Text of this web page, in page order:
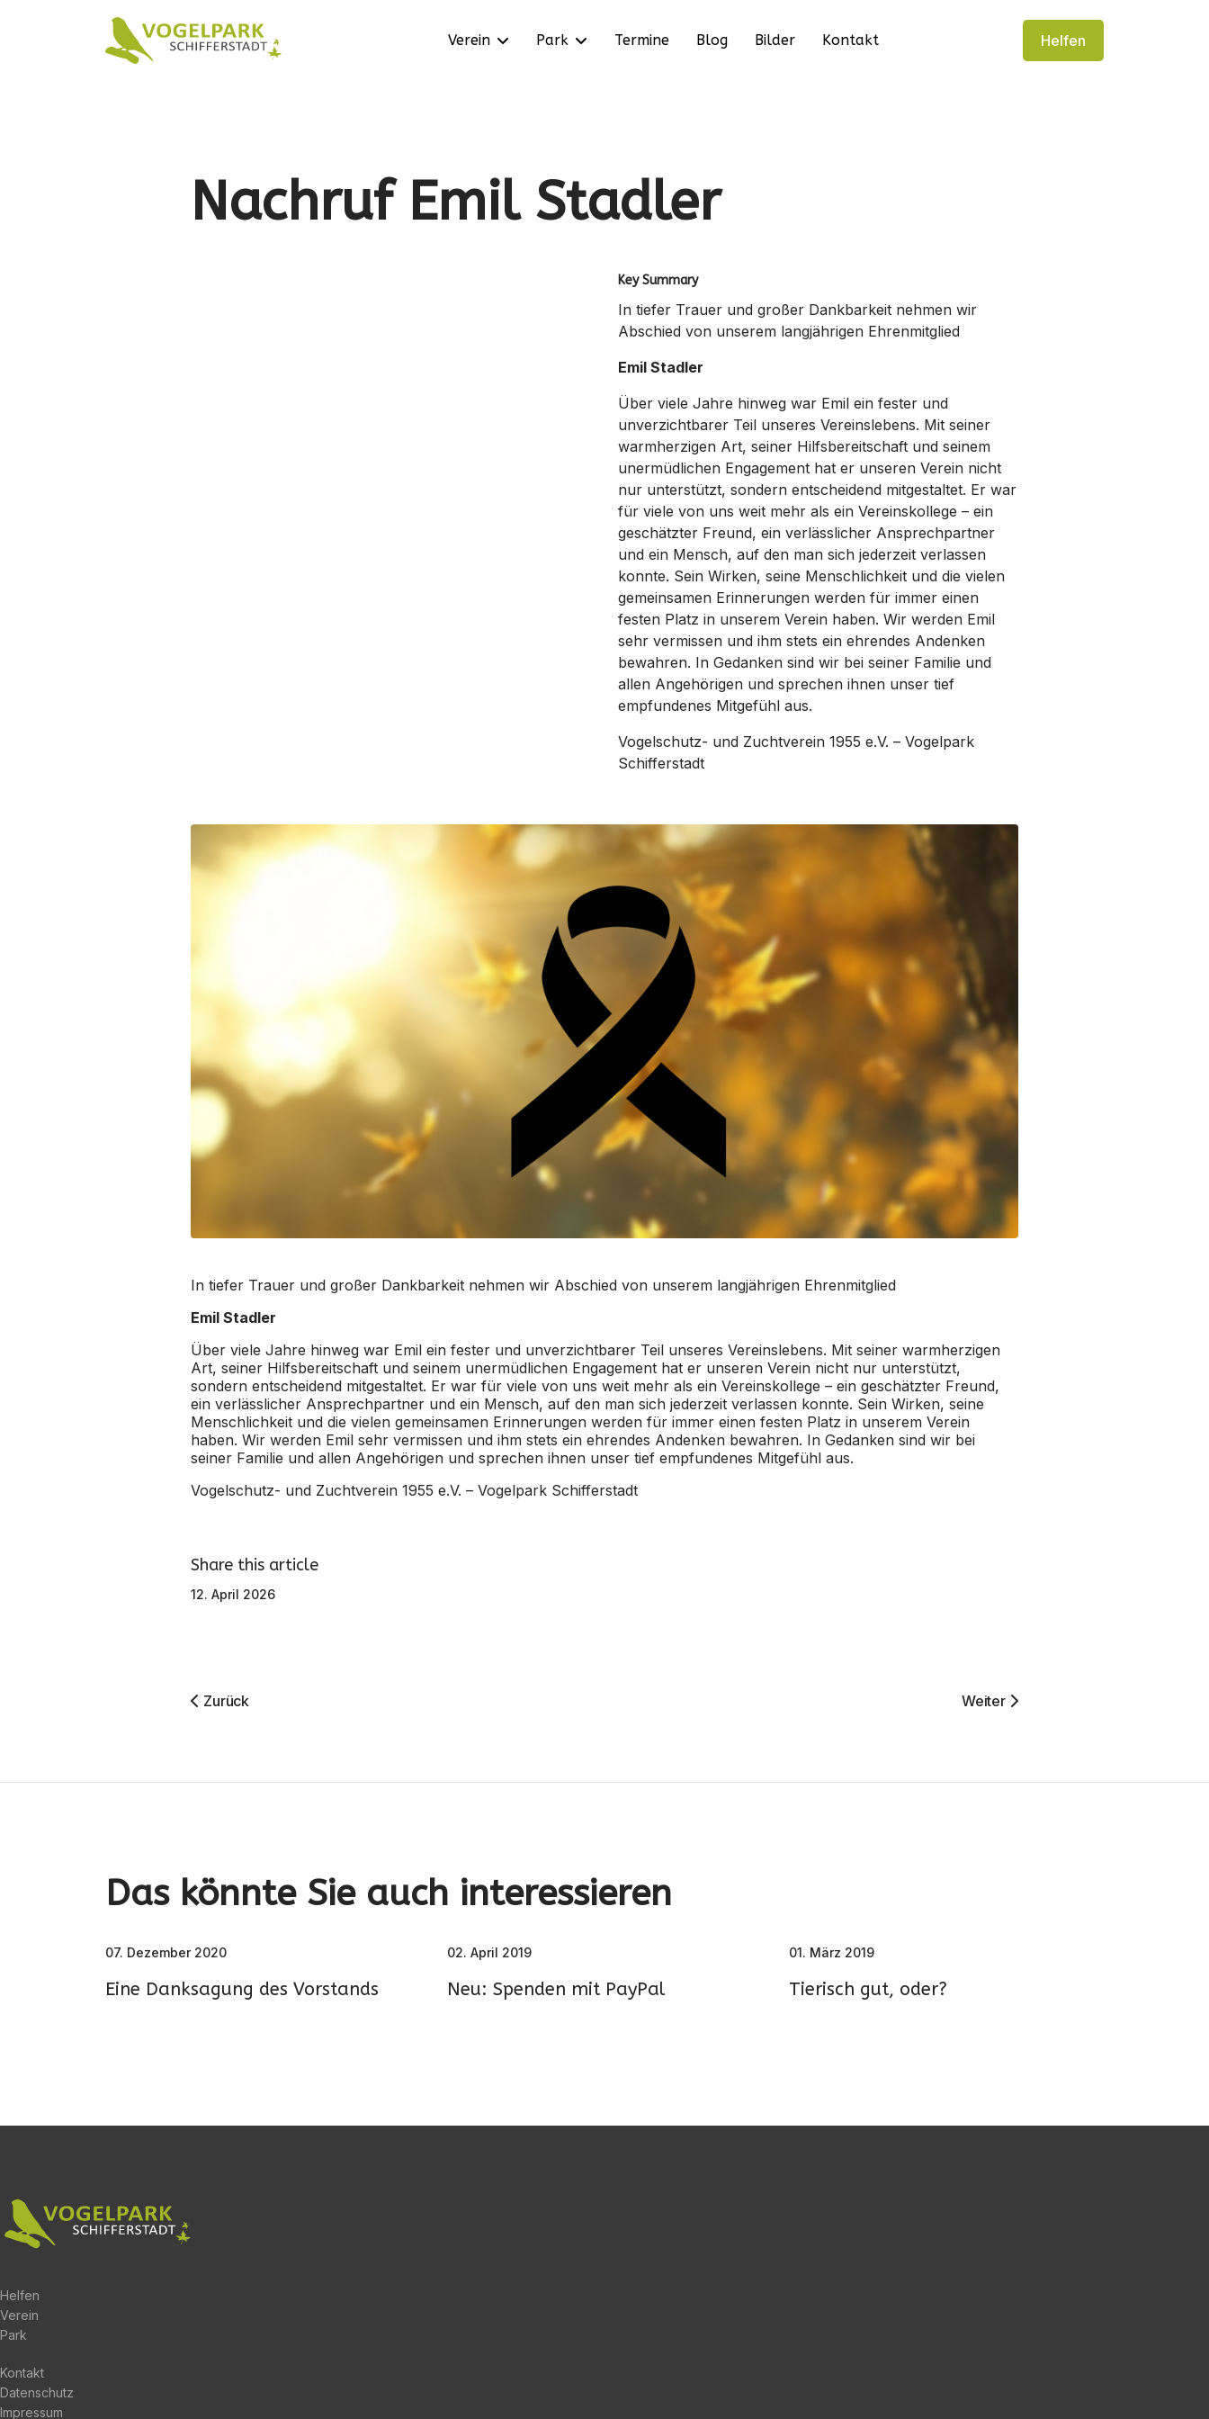
Verein Park Termine Blog Bilder Kontakt Helfen
Nachruf Emil Stadler
Key Summary
In tiefer Trauer und großer Dankbarkeit nehmen wir
Abschied von unserem langjährigen Ehrenmitglied
Emil Stadler
Über viele Jahre hinweg war Emil ein fester und
unverzichtbarer Teil unseres Vereinslebens. Mit seiner
warmherzigen Art, seiner Hilfsbereitschaft und seinem
unermüdlichen Engagement hat er unseren Verein nicht
nur unterstützt, sondern entscheidend mitgestaltet. Er war
für viele von uns weit mehr als ein Vereinskollege – ein
geschätzter Freund, ein verlässlicher Ansprechpartner
und ein Mensch, auf den man sich jederzeit verlassen
konnte. Sein Wirken, seine Menschlichkeit und die vielen
gemeinsamen Erinnerungen werden für immer einen
festen Platz in unserem Verein haben. Wir werden Emil
sehr vermissen und ihm stets ein ehrendes Andenken
bewahren. In Gedanken sind wir bei seiner Familie und
allen Angehörigen und sprechen ihnen unser tief
empfundenes Mitgefühl aus.
Vogelschutz- und Zuchtverein 1955 e.V. – Vogelpark
Schifferstadt
In tiefer Trauer und großer Dankbarkeit nehmen wir Abschied von unserem langjährigen Ehrenmitglied
Emil Stadler
Über viele Jahre hinweg war Emil ein fester und unverzichtbarer Teil unseres Vereinslebens. Mit seiner warmherzigen
Art, seiner Hilfsbereitschaft und seinem unermüdlichen Engagement hat er unseren Verein nicht nur unterstützt,
sondern entscheidend mitgestaltet. Er war für viele von uns weit mehr als ein Vereinskollege – ein geschätzter Freund,
ein verlässlicher Ansprechpartner und ein Mensch, auf den man sich jederzeit verlassen konnte. Sein Wirken, seine
Menschlichkeit und die vielen gemeinsamen Erinnerungen werden für immer einen festen Platz in unserem Verein
haben. Wir werden Emil sehr vermissen und ihm stets ein ehrendes Andenken bewahren. In Gedanken sind wir bei
seiner Familie und allen Angehörigen und sprechen ihnen unser tief empfundenes Mitgefühl aus.
Vogelschutz- und Zuchtverein 1955 e.V. – Vogelpark Schifferstadt
Share this article
12. April 2026
Vorheriger Beitrag: Parkfest 2026 - Ein Sonniges Wochenende Für Die Ganze Familie
Zurück Nächster Beitrag: Kuhchella Rockt
Weiter
Das könnte Sie auch interessieren
Eine Danksagung des Vorstands
07. Dezember 2020
Neu: Spenden mit PayPal
02. April 2019
Tierisch gut, oder?
01. März 2019
Helfen
Verein
Park
Kontakt
Datenschutz
Impressum